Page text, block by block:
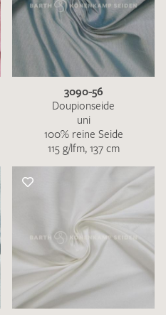
3090-56
Doupionseide
uni
100% reine Seide
115 g/lfm, 137 cm